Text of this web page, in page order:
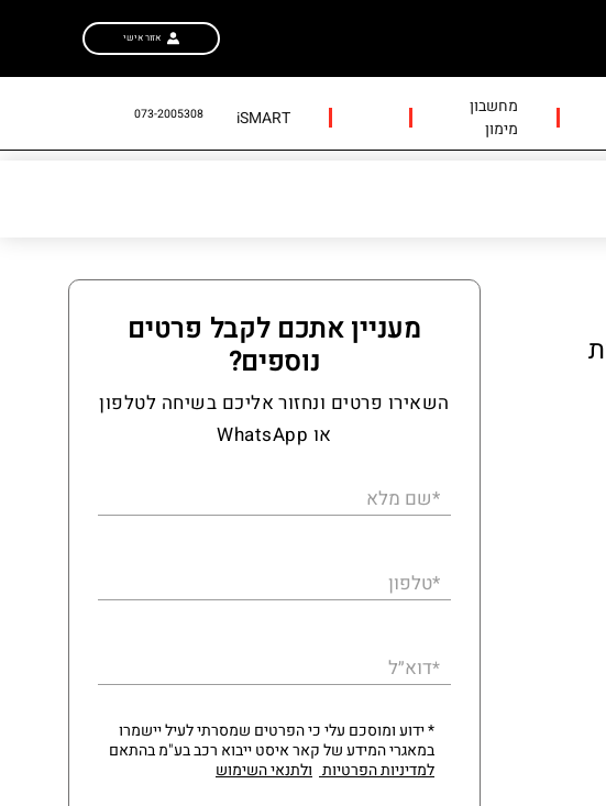
אזור אישי
מחשבון
מימון
iSMART
073-2005308
מעניין אתכם לקבל פרטים
נוספים?
השאירו פרטים ונחזור אליכם בשיחה לטלפון
או WhatsApp
*שם מלא
*טלפון
*דוא״ל
* ידוע ומוסכם עלי כי הפרטים שמסרתי לעיל יישמרו
במאגרי המידע של קאר איסט ייבוא רכב בע"מ בהתאם
למדיניות הפרטיות ולתנאי השימוש